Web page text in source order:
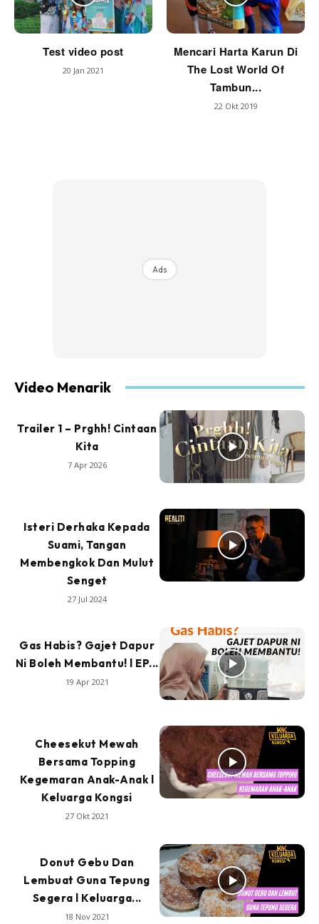
Test video post
20 Jan 2021
Mencari Harta Karun Di
The Lost World Of
Tambun...
22 Okt 2019
Ads
Video Menarik
Trailer 1 – Prghh! Cintaan
Kita
7 Apr 2026
Isteri Derhaka Kepada
Suami, Tangan
Membengkok Dan Mulut
Senget
27 Jul 2024
Gas Habis? Gajet Dapur
Ni Boleh Membantu! l EP...
19 Apr 2021
Cheesekut Mewah
Bersama Topping
Kegemaran Anak-Anak l
Keluarga Kongsi
27 Okt 2021
Donut Gebu Dan
Lembuat Guna Tepung
Segera l Keluarga...
18 Nov 2021